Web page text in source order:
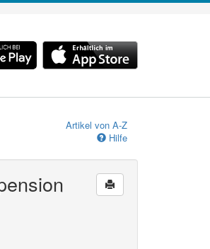
Artikel von A-Z
Hilfe